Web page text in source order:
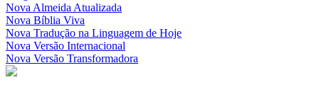
Nova Almeida Atualizada
Nova Bíblia Viva
Nova Tradução na Linguagem de Hoje
Nova Versão Internacional
Nova Versão Transformadora